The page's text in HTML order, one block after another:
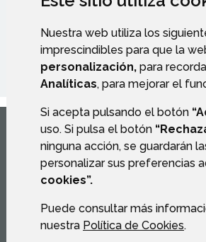
Nuestra web utiliza los
imprescindibles para que la
personalización, para
Analíticas, para mejorar el
Si acepta pulsando el botón
uso. Si pulsa el botón
ninguna acción, se guardarán
personalizar sus preferencias
cookies”.
Puede consultar más
nuestra Política de Cookies.
AYUDAS Y SUBVENCIONES
CONTACTO MAPA WEB AVISO